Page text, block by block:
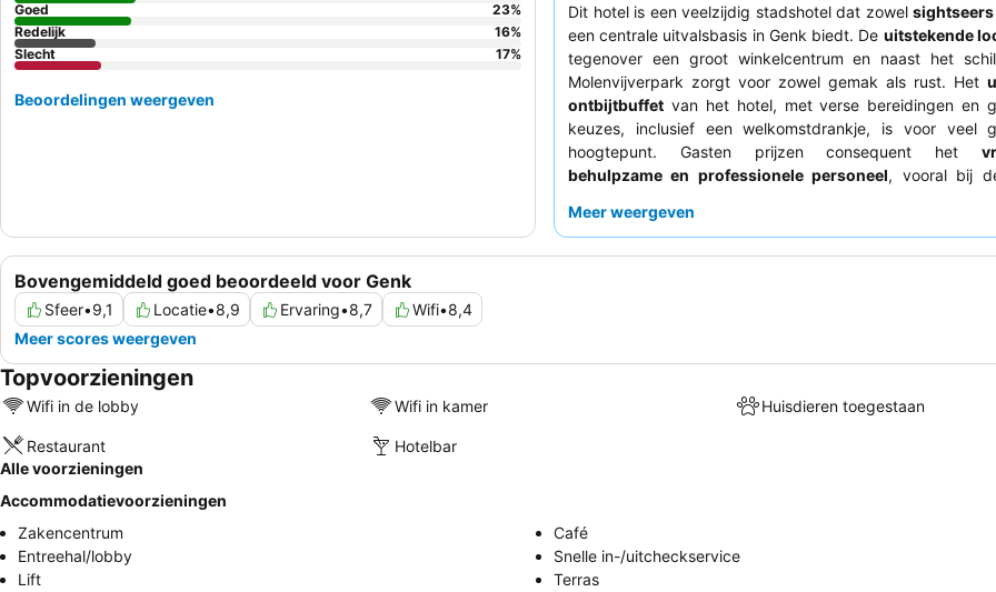
Dit hotel is een veelzijdig stadshotel dat zowel sightseers
een centrale uitvalsbasis in Genk biedt. De uitstekende
tegenover een groot winkelcentrum en naast het
Molenvijverpark zorgt voor zowel gemak als rust. Het
ontbijtbuffet van het hotel, met verse bereidingen en
keuzes, inclusief een welkomstdrankje, is voor veel
hoogtepunt. Gasten prijzen consequent het
behulpzame en professionele personeel, vooral bij
fiets reizen, is de
Meer weergeven
Bovengemiddeld goed beoordeeld voor Genk
Sfeer•9,1 Locatie•8,9 Ervaring•8,7 Wifi•8,4
Meer scores weergeven
Goed
23%
Redelijk
16%
Slecht
17%
Beoordelingen weergeven
Topvoorzieningen
Wifi in de lobby Wifi in kamer Huisdieren toegestaan
Restaurant
Hotelbar
Alle voorzieningen
Accommodatievoorzieningen
Zakencentrum
Café
Entreehal/lobby
Snelle in-/uitcheckservice
Lift
Terras